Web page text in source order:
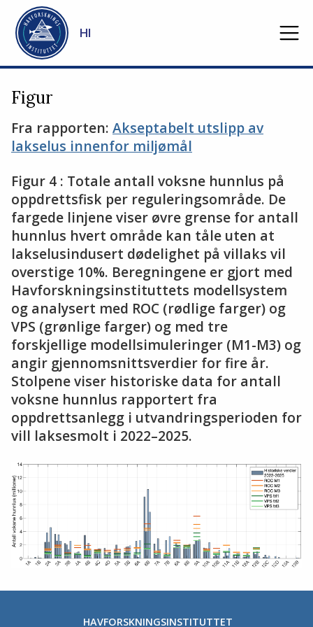
Gå til hovedinnhold
HI
Figur
Fra rapporten: Akseptabelt utslipp av
lakselus innenfor miljømål
Figur 4 : Totale antall voksne hunnlus på
oppdrettsfisk per reguleringsområde. De
fargede linjene viser øvre grense for antall
hunnlus hvert område kan tåle uten at
lakselusindusert dødelighet på villaks vil
overstige 10%. Beregningene er gjort med
Havforskningsinstituttets modellsystem
og analysert med ROC (rødlige farger) og
VPS (grønlige farger) og med tre
forskjellige modellsimuleringer (M1-M3) og
angir gjennomsnittsverdier for fire år.
Stolpene viser historiske data for antall
voksne hunnlus rapportert fra
oppdrettsanlegg i utvandringsperioden for
vill laksesmolt i 2022–2025.
HAVFORSKNINGSINSTITUTTET